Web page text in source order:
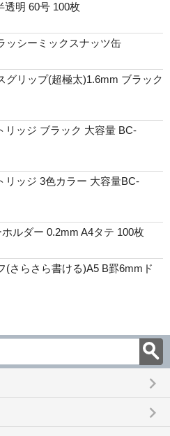
透明 60号 100枚
ッシーミックスナッツ缶
グリップ(超極太)1.6mm ブラック
リッジ ブラック 大容量 BC-
リッジ 3色カラー 大容量BC-
ルダー 0.2mm A4タテ 100枚
(さらさら書ける)A5 B罫6mmド
keyboard_arrow_right
keyboard_arrow_right